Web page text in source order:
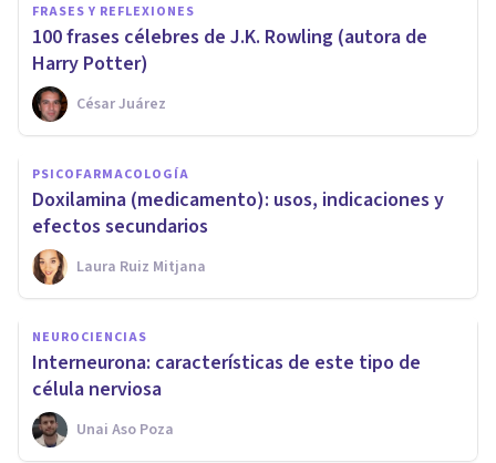
FRASES Y REFLEXIONES
100 frases célebres de J.K. Rowling (autora de
Harry Potter)
César Juárez
PSICOFARMACOLOGÍA
Doxilamina (medicamento): usos, indicaciones y
efectos secundarios
Laura Ruiz Mitjana
NEUROCIENCIAS
Interneurona: características de este tipo de
célula nerviosa
Unai Aso Poza